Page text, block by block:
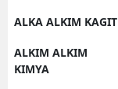
ALKA ALKIM KAGIT
ALKIM ALKIM
KIMYA